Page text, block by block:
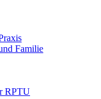
Familie
RPTU